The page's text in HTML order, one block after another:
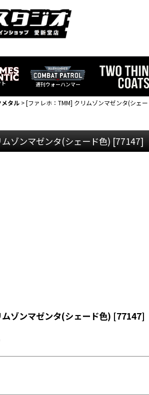
週刊ウォーハンマー
メタル >[ファレホ：TMM] クリムゾンマゼンタ(シェ
ゾンマゼンタ(シェード色) [77147]
ゾンマゼンタ(シェード色) [77147]